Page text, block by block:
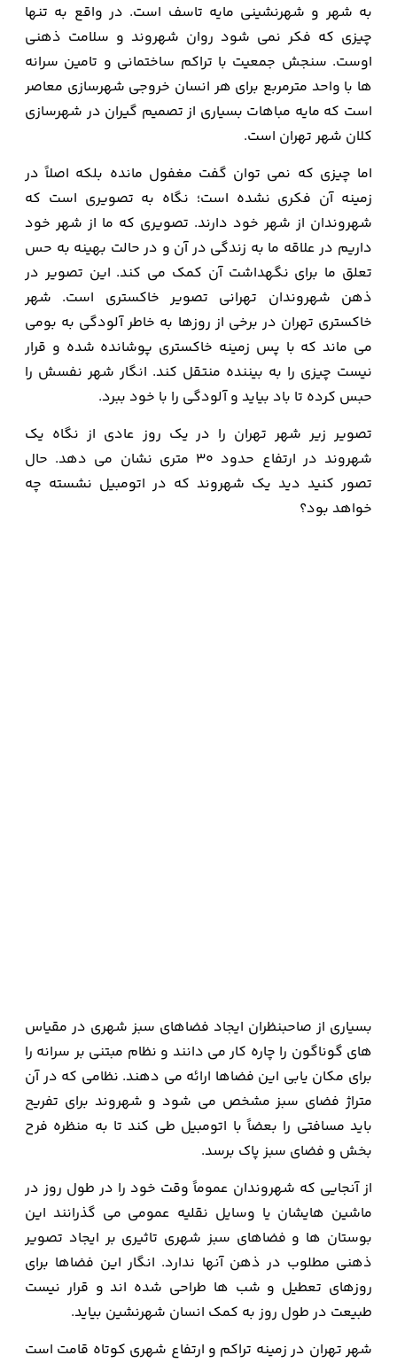
به شهر و شهرنشینی مایه تاسف است. در واقع به تنها
چیزی که فکر نمی شود روان شهروند و سلامت ذهنی
اوست. سنجش جمعیت با تراکم ساختمانی و تامین سرانه
ها با واحد مترمربع برای هر انسان خروجی شهرسازی معاصر
است که مایه مباهات بسیاری از تصمیم گیران در شهرسازی
کلان شهر تهران است.
اما چیزی که نمی توان گفت مغفول مانده بلکه اصلاً در
زمینه آن فکری نشده است؛ نگاه به تصویری است که
شهروندان از شهر خود دارند. تصویری که ما از شهر خود
داریم در علاقه ما به زندگی در آن و در حالت بهینه به حس
تعلق ما برای نگهداشت آن کمک می کند. این تصویر در
ذهن شهروندان تهرانی تصویر خاکستری است. شهر
خاکستری تهران در برخی از روزها به خاطر آلودگی به بومی
می ماند که با پس زمینه خاکستری پوشانده شده و قرار
نیست چیزی را به بیننده منتقل کند. انگار شهر نفسش را
حبس کرده تا باد بیاید و آلودگی را با خود ببرد.
تصویر زیر شهر تهران را در یک روز عادی از نگاه یک
شهروند در ارتفاع حدود 30 متری نشان می دهد. حال
تصور کنید دید یک شهروند که در اتومبیل نشسته چه
خواهد بود؟
بسیاری از صاحبنظران ایجاد فضاهای سبز شهری در مقیاس
های گوناگون را چاره کار می دانند و نظام مبتنی بر سرانه را
برای مکان یابی این فضاها ارائه می دهند. نظامی که در آن
متراژ فضای سبز مشخص می شود و شهروند برای تفریح
باید مسافتی را بعضاً با اتومبیل طی کند تا به منظره فرح
بخش و فضای سبز پاک برسد.
از آنجایی که شهروندان عموماً وقت خود را در طول روز در
ماشین هایشان یا وسایل نقلیه عمومی می گذرانند این
بوستان ها و فضاهای سبز شهری تاثیری بر ایجاد تصویر
ذهنی مطلوب در ذهن آنها ندارد. انگار این فضاها برای
روزهای تعطیل و شب ها طراحی شده اند و قرار نیست
طبیعت در طول روز به کمک انسان شهرنشین بیاید.
شهر تهران در زمینه تراکم و ارتفاع شهری کوتاه قامت است